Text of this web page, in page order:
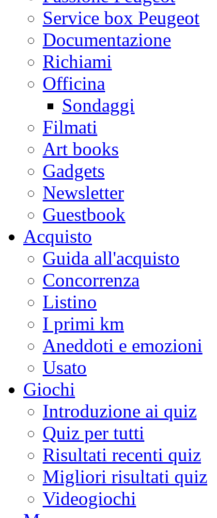
Service box Peugeot
Documentazione
Richiami
Officina
Sondaggi
Filmati
Art books
Gadgets
Newsletter
Guestbook
Acquisto
Guida all'acquisto
Concorrenza
Listino
I primi km
Aneddoti e emozioni
Usato
Giochi
Introduzione ai quiz
Quiz per tutti
Risultati recenti quiz
Migliori risultati quiz
Videogiochi